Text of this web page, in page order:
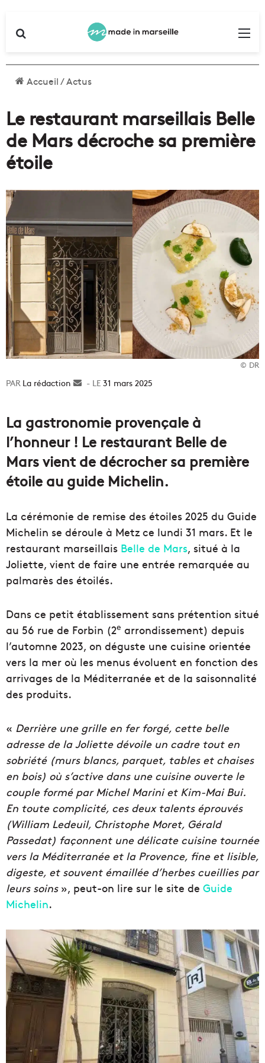
Accueil/Actus
Le restaurant marseillais Belle
de Mars décroche sa première
étoile
© DR
La rédaction
Envoyer31 mars 2025
La gastronomie provençale à
l’honneur ! Le restaurant Belle de
Mars vient de décrocher sa première
étoile au guide Michelin.
La cérémonie de remise des étoiles 2025 du Guide
Michelin se déroule à Metz ce lundi 31 mars. Et le
restaurant marseillais Belle de Mars, situé à la
Joliette, vient de faire une entrée remarquée au
palmarès des étoilés.
Dans ce petit établissement sans prétention situé
au 56 rue de Forbin (2e arrondissement) depuis
l’automne 2023, on déguste une cuisine orientée
vers la mer où les menus évoluent en fonction des
arrivages de la Méditerranée et de la saisonnalité
des produits.
« Derrière une grille en fer forgé, cette belle
adresse de la Joliette dévoile un cadre tout en
sobriété (murs blancs, parquet, tables et chaises
en bois) où s’active dans une cuisine ouverte le
couple formé par Michel Marini et Kim-Mai Bui.
En toute complicité, ces deux talents éprouvés
(William Ledeuil, Christophe Moret, Gérald
Passedat) façonnent une délicate cuisine tournée
vers la Méditerranée et la Provence, fine et lisible,
digeste, et souvent émaillée d’herbes cueillies par
leurs soins», peut-on lire sur le site de Guide
Michelin.